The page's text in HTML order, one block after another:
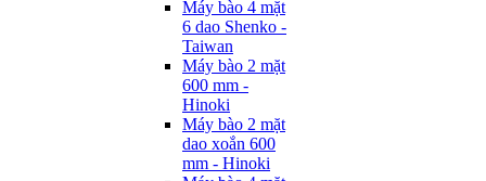
Máy bào 4 mặt
6 dao Shenko -
Taiwan
Máy bào 2 mặt
600 mm -
Hinoki
Máy bào 2 mặt
dao xoắn 600
mm - Hinoki